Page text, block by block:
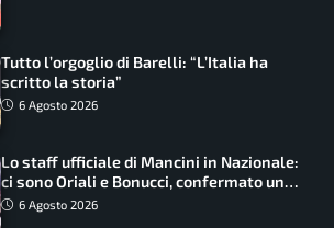
Tutto l’orgoglio di Barelli: “L’Italia ha
scritto la storia”
6 Agosto 2026
Lo staff ufficiale di Mancini in Nazionale:
ci sono Oriali e Bonucci, confermato un
ritorno
6 Agosto 2026